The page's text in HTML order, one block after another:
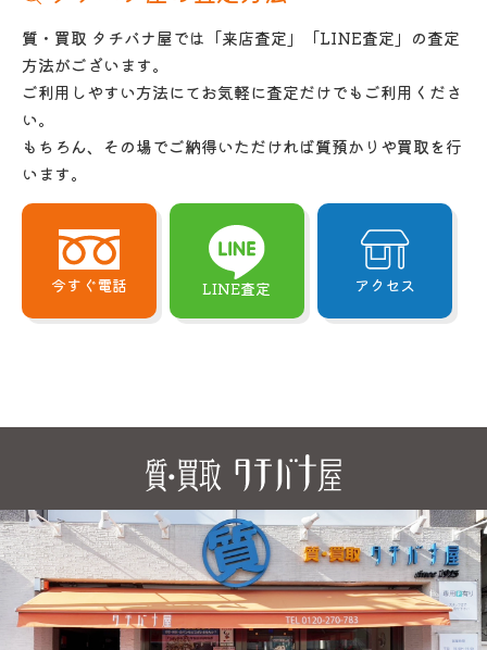
質・買取 タチバナ屋では「来店査定」「LINE査定」の査定
方法がございます。
ご利用しやすい方法にてお気軽に査定だけでもご利用くださ
い。
もちろん、その場でご納得いただければ質預かりや買取を行
います。
今すぐ電話 LINE査定 アクセス